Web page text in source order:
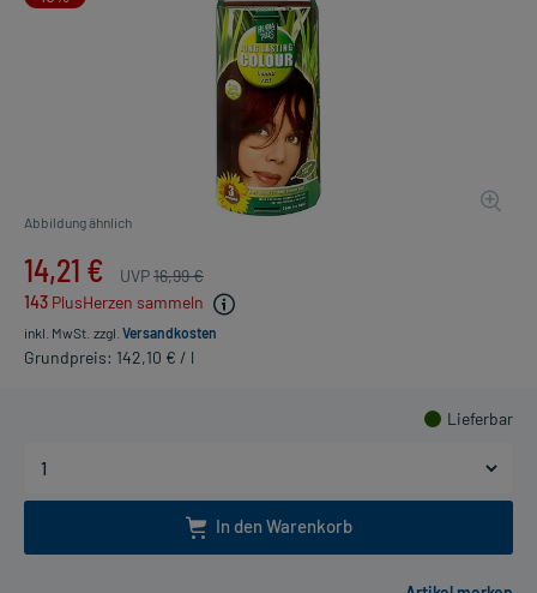
Abbildung ähnlich
14,21 € UVP16,99 €
143 PlusHerzen sammeln
inkl. MwSt. zzgl. Versandkosten
Grundpreis: 142,10 € / l
Lieferbar
In den Warenkorb